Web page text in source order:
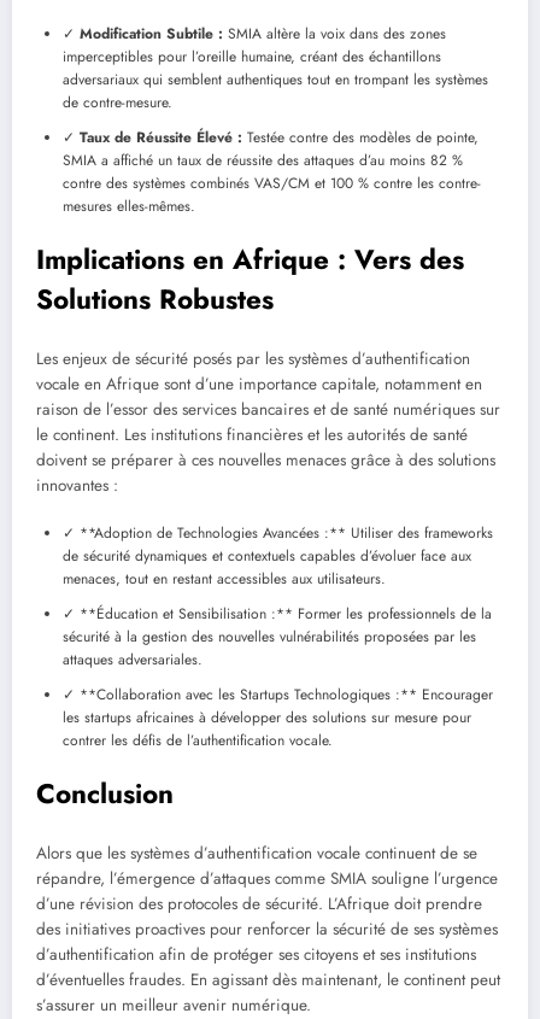
✓ Modification Subtile : SMIA altère la voix dans des zones
imperceptibles pour l’oreille humaine, créant des échantillons
adversariaux qui semblent authentiques tout en trompant les systèmes
de contre-mesure.
✓ Taux de Réussite Élevé : Testée contre des modèles de pointe,
SMIA a affiché un taux de réussite des attaques d’au moins 82 %
contre des systèmes combinés VAS/CM et 100 % contre les contre-
mesures elles-mêmes.
Implications en Afrique : Vers des
Solutions Robustes
Les enjeux de sécurité posés par les systèmes d’authentification
vocale en Afrique sont d’une importance capitale, notamment en
raison de l’essor des services bancaires et de santé numériques sur
le continent. Les institutions financières et les autorités de santé
doivent se préparer à ces nouvelles menaces grâce à des solutions
innovantes :
✓ **Adoption de Technologies Avancées :** Utiliser des frameworks
de sécurité dynamiques et contextuels capables d’évoluer face aux
menaces, tout en restant accessibles aux utilisateurs.
✓ **Éducation et Sensibilisation :** Former les professionnels de la
sécurité à la gestion des nouvelles vulnérabilités proposées par les
attaques adversariales.
✓ **Collaboration avec les Startups Technologiques :** Encourager
les startups africaines à développer des solutions sur mesure pour
contrer les défis de l’authentification vocale.
Conclusion
Alors que les systèmes d’authentification vocale continuent de se
répandre, l’émergence d’attaques comme SMIA souligne l’urgence
d’une révision des protocoles de sécurité. L’Afrique doit prendre
des initiatives proactives pour renforcer la sécurité de ses systèmes
d’authentification afin de protéger ses citoyens et ses institutions
d’éventuelles fraudes. En agissant dès maintenant, le continent peut
s’assurer un meilleur avenir numérique.